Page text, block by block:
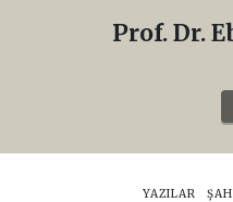
Sifil
Prof. Dr.
HOME
YAZILAR